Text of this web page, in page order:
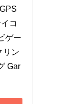
コ
ゲー
リン
Gar